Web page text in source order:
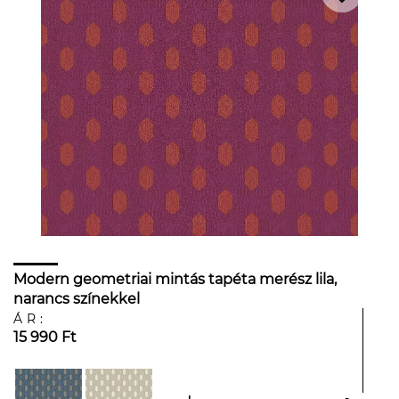
Modern geometriai mintás tapéta merész lila,
narancs színekkel
ÁR:
15 990 Ft